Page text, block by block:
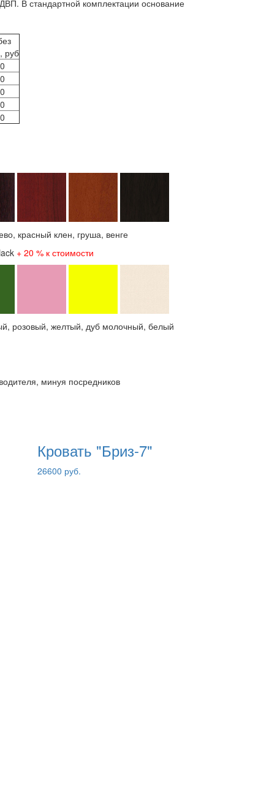
В стандартной комплектации основание
руб
красный клен, груша, венге
+ 20 % к стоимости
розовый, желтый, дуб молочный, белый
минуя посредников
Кровать "Бриз-7"
26600 руб.